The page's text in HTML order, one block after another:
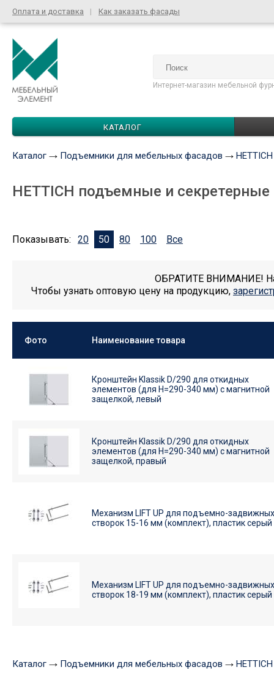
Оплата и доставка Как заказать фасады
Интернет-магазин мебельной
КАТАЛОГ
Каталог Подъемники для мебельных фасадов
HETTICH подъемные и
Показывать: 20 50 80 100 Все
ОБРАТИТЕ ВНИМАНИЕ! На
Чтобы узнать оптовую цену на продукцию,
Фото Наименование товара
Кронштейн Klassik D/290 для откидных
элементов (для H=290-340 мм) с магнитной
защелкой, левый
Кронштейн Klassik D/290 для откидных
элементов (для H=290-340 мм) с магнитной
защелкой, правый
Механизм LIFT UP для подъемно-задвижных
створок 15-16 мм (комплект), пластик серый
Механизм LIFT UP для подъемно-задвижных
створок 18-19 мм (комплект), пластик серый
Каталог Подъемники для мебельных фасадов